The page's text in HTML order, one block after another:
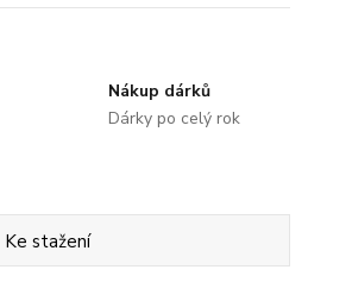
Nákup dárků
Dárky po celý rok
Ke stažení